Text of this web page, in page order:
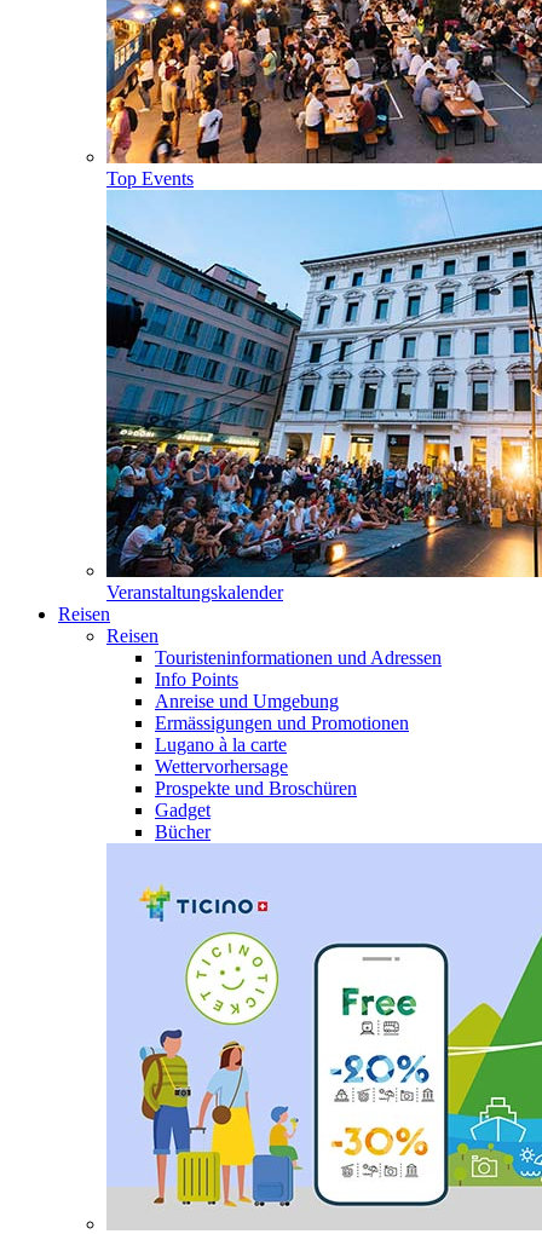
Top Events
Veranstaltungskalender
Reisen
Reisen
Touristeninformationen und Adressen
Info Points
Anreise und Umgebung
Ermässigungen und Promotionen
Lugano à la carte
Wettervorhersage
Prospekte und Broschüren
Gadget
Bücher